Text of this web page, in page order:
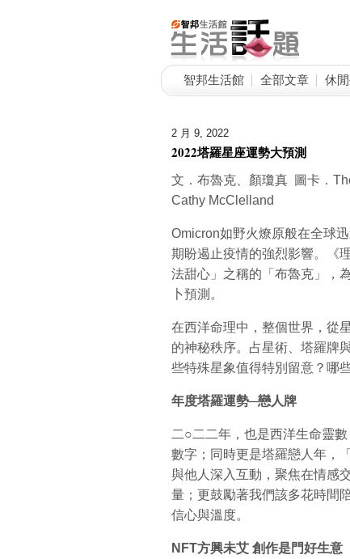
智邦生活館 全部文章 休
2 月 9, 2022
2022塔羅星座運勢大預測
文．布魯克、顏瓊真 圖卡．
Cathy McClelland
Omicron如野火燎原般在全球
期盼遏止疫情的強烈影響。《
法甜心」之稱的「布魯克」，
卜預測。
在西洋命理中，整個世界，從
的神秘秩序。占星術、塔羅牌
些特殊星象值得特別留意？哪
年度塔羅運勢─戀人牌
二○二二年，也是西洋生命靈
數字；同時更是塔羅戀人年，
與他人深入互動，聚焦在情感
量；更鼓勵著我們該多花時間
信心與溫度。
NFT方興未艾 創作是門好生意